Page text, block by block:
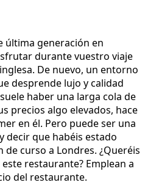
última generación en
durante vuestro viaje
De nuevo, un entorno
desprende lujo y calidad
haber una larga cola de
precios algo elevados, hace
en él. Pero puede ser una
decir que habéis estado
curso a Londres. ¿Queréis
restaurante? Emplean a
del restaurante.